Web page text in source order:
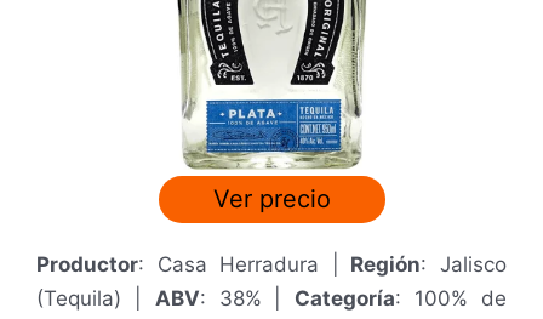
Ver precio
Productor: Casa Herradura | Región: Jalisco
(Tequila) | ABV: 38% | Categoría: 100% de